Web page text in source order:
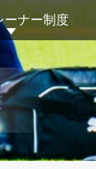
ーナー制度